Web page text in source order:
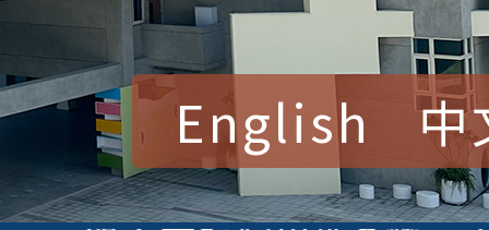
English 中
賀！本校參加桃園市中
賽 洪綺君教師榮獲社
賀！本校阿巴斯O蜜、